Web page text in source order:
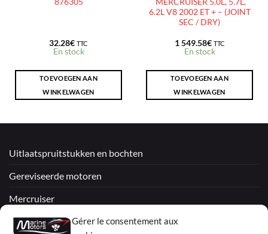
Gérer le consentement aux
32.28€ TTC
En stock
TOEVOEGEN AAN
WINKELWAGEN
6.2L V8 2002 ET + – (JOINT
SEC / DRY)
1 549.58€ TTC
En stock
TOEVOEGEN AAN
WINKELWAGEN
Uitlaatspruitstukken en bochten
Gereviseerde motoren
Mercruiser
VOLVO PENTA / OMC